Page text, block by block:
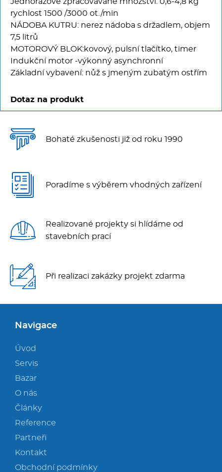
rychlost 1500 /3000 ot./min
NÁDOBA KUTRU: nerez nádoba s držadlem, objem
7,5 litrů
MOTOROVÝ BLOK:kovový, pulsní tlačítko, timer
Indukční motor -výkonný asynchronní
Základní vybavení: nůž s jmeným zubatým ostřím
Dotaz na produkt
Bohaté zkušenosti již od roku 1990
Poradíme s výběrem vhodných zařízení
Realizované projekty si hlídáme od
stavebních prací
Při realizaci zakázky projekt zdarma
Navigace
Úvod
Servis
Bazar
O nás
Články
Reference
Partneři
Kontakt
Obchodní podmínky